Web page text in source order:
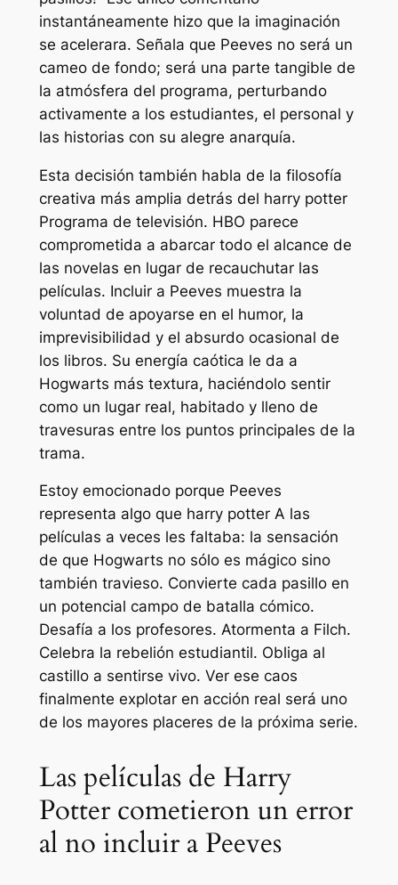
instantáneamente hizo que la imaginación
se acelerara. Señala que Peeves no será un
cameo de fondo; será una parte tangible de
la atmósfera del programa, perturbando
activamente a los estudiantes, el personal y
las historias con su alegre anarquía.
Esta decisión también habla de la filosofía
creativa más amplia detrás del harry potter
Programa de televisión. HBO parece
comprometida a abarcar todo el alcance de
las novelas en lugar de recauchutar las
películas. Incluir a Peeves muestra la
voluntad de apoyarse en el humor, la
imprevisibilidad y el absurdo ocasional de
los libros. Su energía caótica le da a
Hogwarts más textura, haciéndolo sentir
como un lugar real, habitado y lleno de
travesuras entre los puntos principales de la
trama.
Estoy emocionado porque Peeves
representa algo que harry potter A las
películas a veces les faltaba: la sensación
de que Hogwarts no sólo es mágico sino
también travieso. Convierte cada pasillo en
un potencial campo de batalla cómico.
Desafía a los profesores. Atormenta a Filch.
Celebra la rebelión estudiantil. Obliga al
castillo a sentirse vivo. Ver ese caos
finalmente explotar en acción real será uno
de los mayores placeres de la próxima serie.
Las películas de Harry
Potter cometieron un error
al no incluir a Peeves